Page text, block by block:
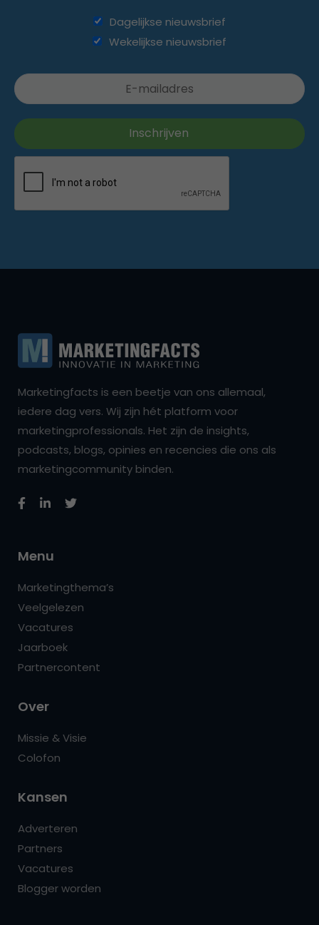
Dagelijkse nieuwsbrief
Wekelijkse nieuwsbrief
Marketingfacts is een beetje van ons allemaal,
iedere dag vers. Wij zijn hét platform voor
marketingprofessionals. Het zijn de insights,
podcasts, blogs, opinies en recencies die ons als
marketingcommunity binden.
Menu
Marketingthema’s
Veelgelezen
Vacatures
Jaarboek
Partnercontent
Over
Missie & Visie
Colofon
Kansen
Adverteren
Partners
Vacatures
Blogger worden